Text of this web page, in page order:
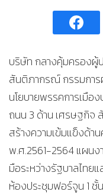
บริษัท กลางคุ้มครองผู้
สันติภากรณ์ กรรมการ
นโยบายพรรคการเมือ
ถนน 3 ด้าน เศรษฐกิจ
สร้างความเข้มแข็งด้า
พ.ศ.2561-2564 แผน
มือระหว่างรัฐบาลไทย
ห้องประชุมฟอร์จูน 1 ชั้